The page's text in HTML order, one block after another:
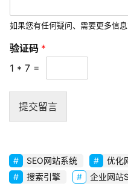
我
如果您有任何疑问、需要更多信
验证码 *
1 * 7 =
提交留言
SEO网站系统 优化
搜索引擎
企业网站